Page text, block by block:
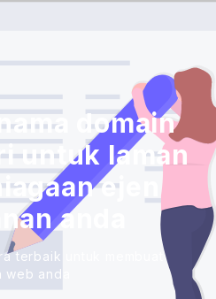
domain
untuk laman
ejen
anda
terbaik untuk membuat
web anda